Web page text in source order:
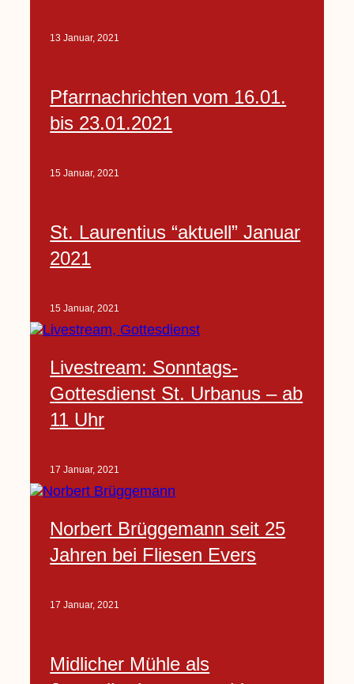
13 Januar, 2021
Pfarrnachrichten vom 16.01.
bis 23.01.2021
15 Januar, 2021
St. Laurentius “aktuell” Januar
2021
15 Januar, 2021
Livestream: Sonntags-
Gottesdienst St. Urbanus – ab
11 Uhr
17 Januar, 2021
Norbert Brüggemann seit 25
Jahren bei Fliesen Evers
17 Januar, 2021
Midlicher Mühle als